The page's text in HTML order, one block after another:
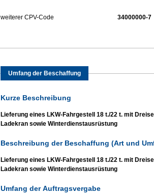
weiterer CPV-Code 34000000-7
Umfang der Beschaffung
Kurze Beschreibung
Lieferung eines LKW-Fahrgestell 18 t./22 t. mit
Ladekran sowie Winterdienstausrüstung
Beschreibung der Beschaffung (Art und
Lieferung eines LKW-Fahrgestell 18 t./22 t. mit
Ladekran sowie Winterdienstausrüstung
Umfang der Auftragsvergabe